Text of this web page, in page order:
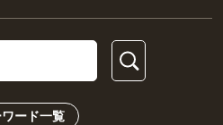
ード一覧